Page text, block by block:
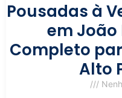
Pousadas à
em João
Completo
Alto